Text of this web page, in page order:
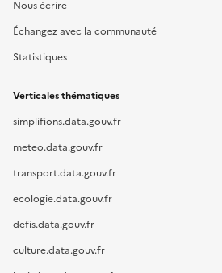
Nous écrire
Échangez avec la communauté
Statistiques
Verticales thématiques
simplifions.data.gouv.fr
meteo.data.gouv.fr
transport.data.gouv.fr
ecologie.data.gouv.fr
defis.data.gouv.fr
culture.data.gouv.fr